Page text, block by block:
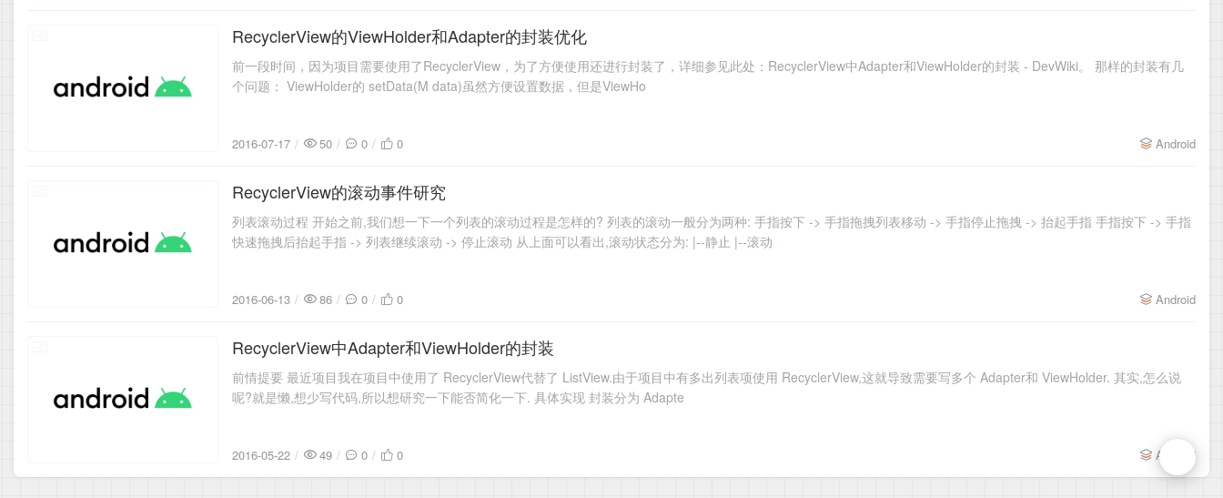
2016-07-17
RecyclerView的ViewHolder和Adapter的封装优化
前一段时间，因为项目需要使用了RecyclerView，为了方便使用还进行封装了，详细参见此处：RecyclerView中Adapter和ViewHolder的封装 - DevWiki。 那样的封装有几
个问题： ViewHolder的 setData(M data)虽然方便设置数据，但是ViewHo
2016-07-17 50 0 0 Android
2016-06-13
RecyclerView的滚动事件研究
列表滚动过程 开始之前,我们想一下一个列表的滚动过程是怎样的? 列表的滚动一般分为两种: 手指按下 -> 手指拖拽列表移动 -> 手指停止拖拽 -> 抬起手指 手指按下 -> 手指
快速拖拽后抬起手指 -> 列表继续滚动 -> 停止滚动 从上面可以看出,滚动状态分为: |--静止 |--滚动
2016-06-13 86 0 0 Android
2016-05-22
RecyclerView中Adapter和ViewHolder的封装
前情提要 最近项目我在项目中使用了 RecyclerView代替了 ListView.由于项目中有多出列表项使用 RecyclerView,这就导致需要写多个 Adapter和 ViewHolder. 其实,怎么说
呢?就是懒,想少写代码,所以想研究一下能否简化一下. 具体实现 封装分为 Adapte
2016-05-22 49 0 0 Android